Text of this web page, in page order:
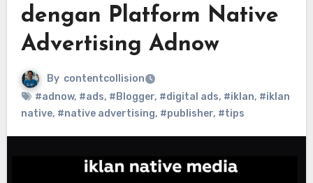
dengan Platform Native
Advertising Adnow
By contentcollision
#adnow, #ads, #Blogger, #digital ads, #iklan, #iklan
native, #native advertising, #publisher, #tips